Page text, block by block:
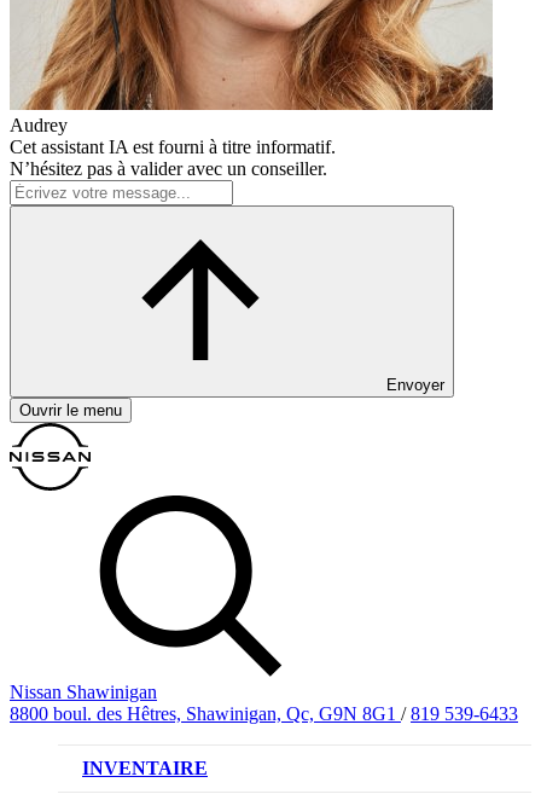
Audrey
Cet assistant IA est fourni à titre informatif.
N’hésitez pas à valider avec un conseiller.
Envoyer
Ouvrir le menu
Nissan Shawinigan
8800 boul. des Hêtres, Shawinigan, Qc, G9N 8G1 / 819 539-6433
INVENTAIRE